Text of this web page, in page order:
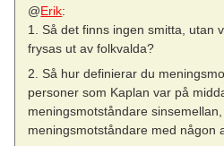
@Erik:
1. Så det finns ingen smitta, utan
frysas ut av folkvalda?
2. Så hur definierar du
personer som Kaplan var på
meningsmotståndare
meningsmotståndare med någon